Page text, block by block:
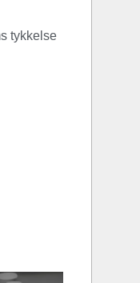
tykkelse